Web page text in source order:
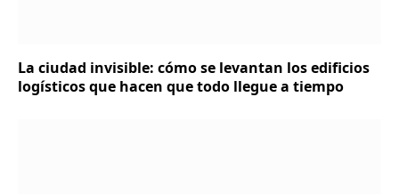
La ciudad invisible: cómo se levantan los edificios
logísticos que hacen que todo llegue a tiempo